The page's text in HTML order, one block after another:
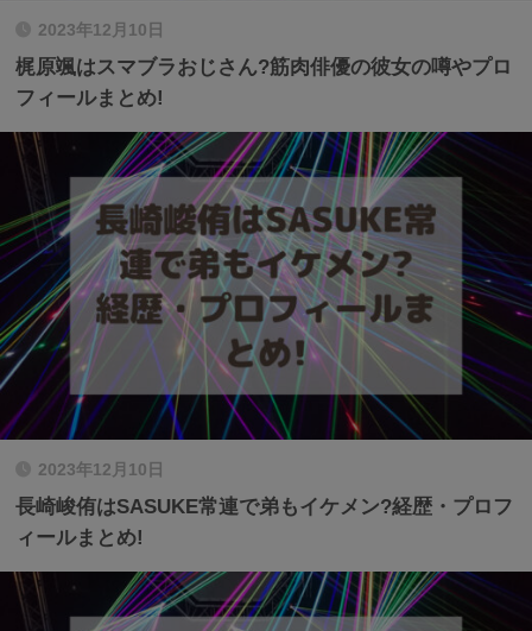
2023年12月10日
梶原颯はスマブラおじさん?筋肉俳優の彼女の噂やプロ
フィールまとめ!
2023年12月10日
長崎峻侑はSASUKE常連で弟もイケメン?経歴・プロフ
ィールまとめ!